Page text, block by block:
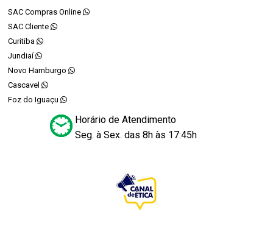
SAC Compras Online
SAC Cliente
Curitiba
Jundiaí
Novo Hamburgo
Cascavel
Foz do Iguaçu
Horário de Atendimento
Seg. à Sex. das 8h às 17:45h